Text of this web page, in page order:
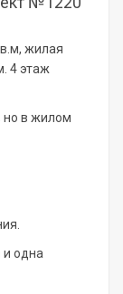
жилая
4 этаж
но в жилом
и одна